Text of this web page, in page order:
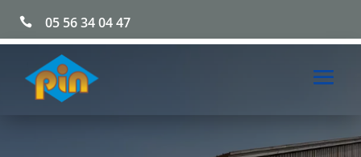
 05 56 34 04 47